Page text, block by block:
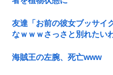
友達「お前の彼女ブッサイ
なｗｗｗさっさと別れたい
海賊王の左腕、死亡www